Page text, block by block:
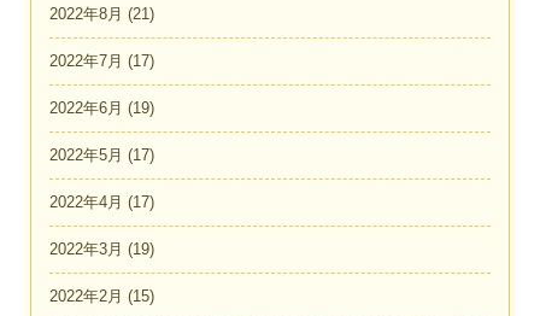
2022年8月 (21)
2022年7月 (17)
2022年6月 (19)
2022年5月 (17)
2022年4月 (17)
2022年3月 (19)
2022年2月 (15)